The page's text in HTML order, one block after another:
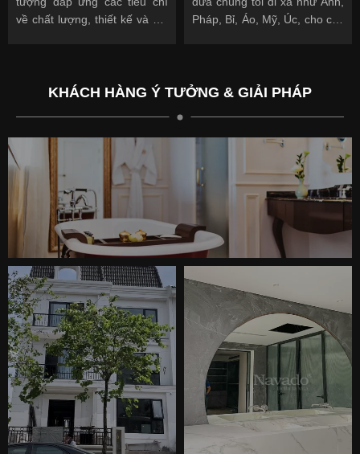
về chất lượng, thiết kế và giá
Pháp, Bỉ, Áo, Mỹ, Úc, cho các
KHÁCH HÀNG Ý TƯỞNG & GIẢI PHÁP